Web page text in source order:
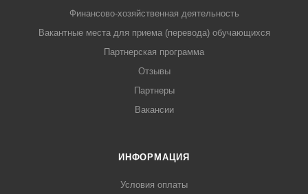
Финансово-хозяйственная деятельность
Вакантные места для приема (перевода) обучающихся
Партнерская программа
Отзывы
Партнеры
Вакансии
ИНФОРМАЦИЯ
Условия оплаты